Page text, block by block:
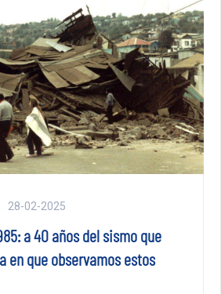
28-02-2025
a 40 años del sismo que
en que observamos estos